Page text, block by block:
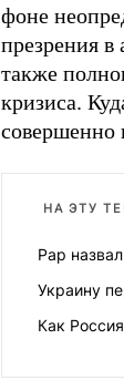
фоне
презрения
также
кризиса.
совершенно
НА ЭТУ
Рар
Украину
Как